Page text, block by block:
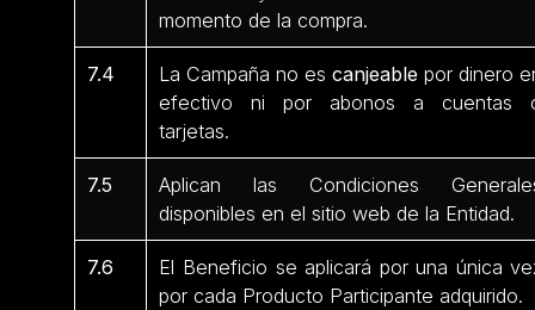
momento de la compra.
7.4 La Campaña no escanjeable por dinero
efectivo ni por abonos a cuentas
tarjetas.
7.5
Aplican las Condiciones
disponibles en el sitio web de la Entidad.
7.6
El Beneficio se aplicará por una única
por cada Producto Participante adquirido.